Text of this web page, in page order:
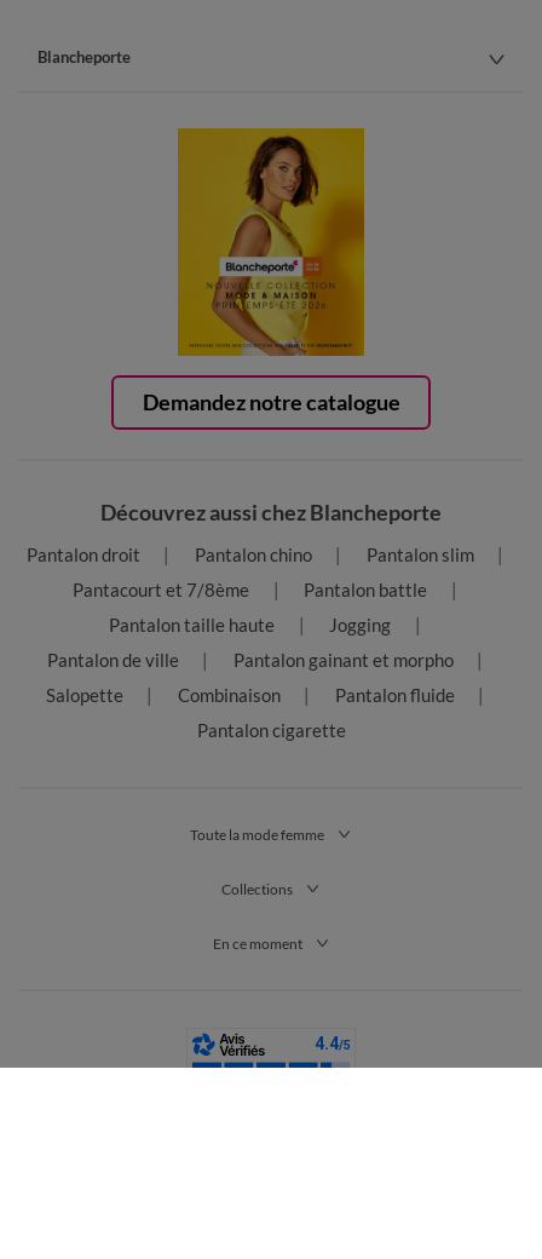
Demandez notre catalogue
Blancheporte
Découvrez aussi chez Blancheporte
Pantalon droit Pantalon chino
Pantalon slim
Pantacourt et 7/8ème
Pantalon battle
Pantalon taille haute
Jogging
Pantalon de ville
Pantalon gainant et morpho
Salopette
Combinaison
Pantalon fluide
Pantalon cigarette
Toute la mode femme
Collections
En ce moment